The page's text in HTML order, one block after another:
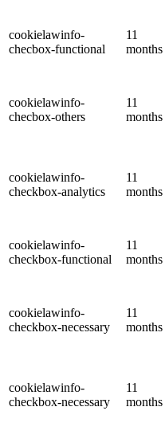
cookielawinfo-
checbox-functional
11
months
cookielawinfo-
checbox-others
11
months
cookielawinfo-
checkbox-analytics
11
months
cookielawinfo-
checkbox-functional
11
months
cookielawinfo-
checkbox-necessary
11
months
cookielawinfo-
checkbox-necessary
11
months